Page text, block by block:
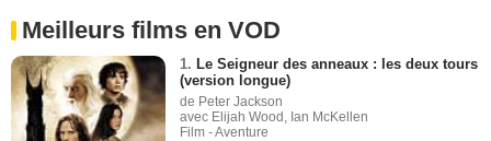
Meilleurs films en VOD
1. Le Seigneur des anneaux : les deux tours
(version longue)
de Peter Jackson
avec Elijah Wood, Ian McKellen
Film - Aventure